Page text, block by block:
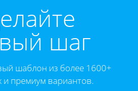
шаг
шаблон из более 1600+
и премиум вариантов.